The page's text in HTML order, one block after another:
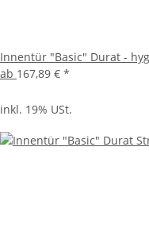
Innentür "Basic" Durat -
ab 167,89 € *
inkl. 19% USt.